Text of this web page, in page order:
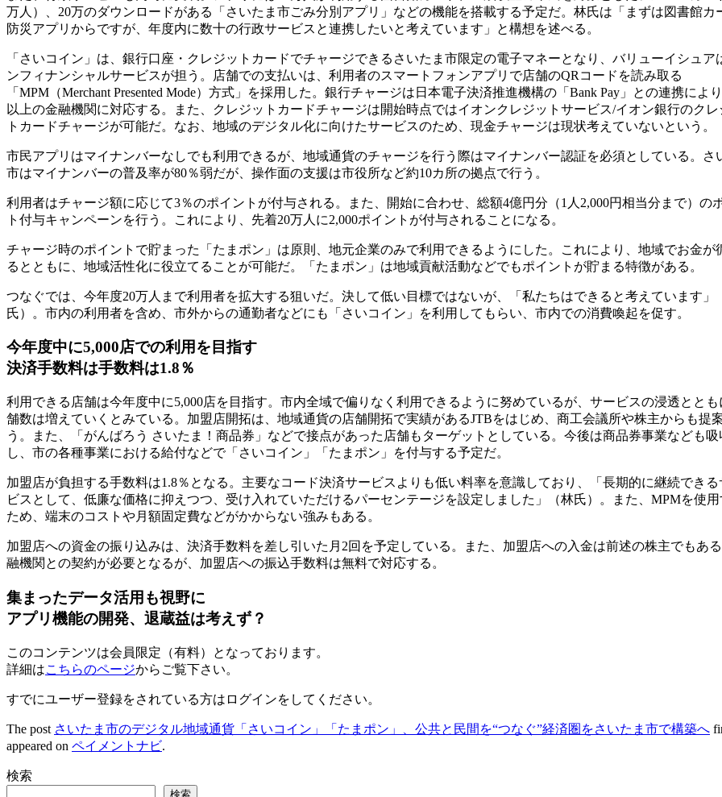
万人）、20万のダウンロードがある「さいたま市ごみ分別アプリ」などの機能を搭載する予定だ。林氏は「まずは図書館カ
防災アプリからですが、年度内に数十の行政サービスと連携したいと考えています」と構想を述べる。
「さいコイン」は、銀行口座・クレジットカードでチャージできるさいたま市限定の電子マネーとなり、バリューイシュア
ンフィナンシャルサービスが担う。店舗での支払いは、利用者のスマートフォンアプリで店舗のQRコードを読み取る
「MPM（Merchant Presented Mode）方式」を採用した。銀行チャージは日本電子決済推進機構の「Bank Pay」との連携によ
以上の金融機関に対応する。また、クレジットカードチャージは開始時点ではイオンクレジットサービス/イオン銀行のクレ
トカードチャージが可能だ。なお、地域のデジタル化に向けたサービスのため、現金チャージは現状考えていないという。
市民アプリはマイナンバーなしでも利用できるが、地域通貨のチャージを行う際はマイナンバー認証を必須としている。さ
市はマイナンバーの普及率が80％弱だが、操作面の支援は市役所など約10カ所の拠点で行う。
利用者はチャージ額に応じて3％のポイントが付与される。また、開始に合わせ、総額4億円分（1人2,000円相当分まで）の
ト付与キャンペーンを行う。これにより、先着20万人に2,000ポイントが付与されることになる。
チャージ時のポイントで貯まった「たまポン」は原則、地元企業のみで利用できるようにした。これにより、地域でお金が
るとともに、地域活性化に役立てることが可能だ。「たまポン」は地域貢献活動などでもポイントが貯まる特徴がある。
つなぐでは、今年度20万人まで利用者を拡大する狙いだ。決して低い目標ではないが、「私たちはできると考えています」
氏）。市内の利用者を含め、市外からの通勤者などにも「さいコイン」を利用してもらい、市内での消費喚起を促す。
今年度中に5,000店での利用を目指す
決済手数料は手数料は1.8％
利用できる店舗は今年度中に5,000店を目指す。市内全域で偏りなく利用できるように努めているが、サービスの浸透ととも
舗数は増えていくとみている。加盟店開拓は、地域通貨の店舗開拓で実績があるJTBをはじめ、商工会議所や株主からも提
う。また、「がんばろう さいたま！商品券」などで接点があった店舗もターゲットとしている。今後は商品券事業なども吸
し、市の各種事業における給付などで「さいコイン」「たまポン」を付与する予定だ。
加盟店が負担する手数料は1.8％となる。主要なコード決済サービスよりも低い料率を意識しており、「長期的に継続できる
ビスとして、低廉な価格に抑えつつ、受け入れていただけるパーセンテージを設定しました」（林氏）。また、MPMを使用
ため、端末のコストや月額固定費などがかからない強みもある。
加盟店への資金の振り込みは、決済手数料を差し引いた月2回を予定している。また、加盟店への入金は前述の株主でもあ
融機関との契約が必要となるが、加盟店への振込手数料は無料で対応する。
集まったデータ活用も視野に
アプリ機能の開発、退蔵益は考えず？
このコンテンツは会員限定（有料）となっております。
詳細はこちらのページからご覧下さい。
すでにユーザー登録をされている方は ログインをしてください。
The post さいたま市のデジタル地域通貨「さいコイン」「たまポン」、公共と民間を“つなぐ”経済圏をさいたま市で構築へ
appeared on ペイメントナビ.
検索
検索